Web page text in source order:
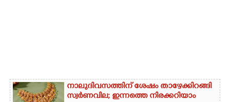
നാലുദിവസത്തിന് ശേഷം താഴേക്കിറങ്ങി
സ്വർണവില; ഇന്നത്തെ നിരക്കറിയാം